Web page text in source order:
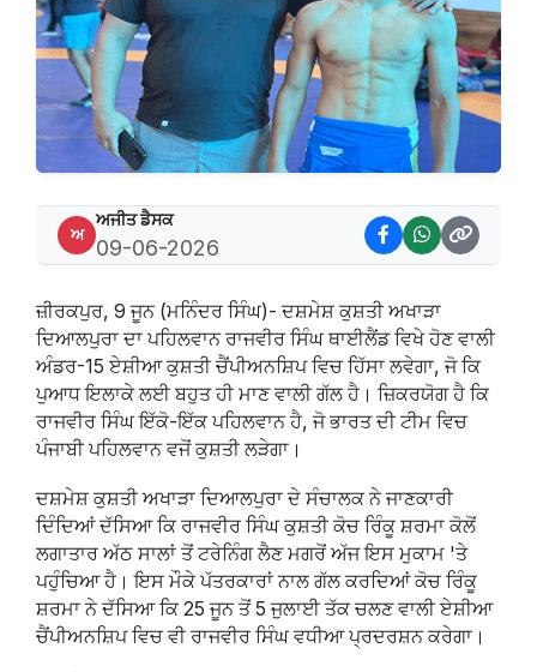
ਅ
ਅਜੀਤ ਡੈਸਕ
09-06-2026
ਜ਼ੀਰਕਪੁਰ, 9 ਜੂਨ (ਮਨਿੰਦਰ ਸਿੰਘ)- ਦਸ਼ਮੇਸ਼ ਕੁਸ਼ਤੀ ਅਖਾੜਾ
ਦਿਆਲਪੁਰਾ ਦਾ ਪਹਿਲਵਾਨ ਰਾਜਵੀਰ ਸਿੰਘ ਥਾਈਲੈਂਡ ਵਿਖੇ ਹੋਣ ਵਾਲੀ
ਅੰਡਰ-15 ਏਸ਼ੀਆ ਕੁਸ਼ਤੀ ਚੈਂਪੀਅਨਸ਼ਿਪ ਵਿਚ ਹਿੱਸਾ ਲਵੇਗਾ, ਜੋ ਕਿ
ਪੁਆਧ ਇਲਾਕੇ ਲਈ ਬਹੁਤ ਹੀ ਮਾਣ ਵਾਲੀ ਗੱਲ ਹੈ। ਜ਼ਿਕਰਯੋਗ ਹੈ ਕਿ
ਰਾਜਵੀਰ ਸਿੰਘ ਇੱਕੋ-ਇੱਕ ਪਹਿਲਵਾਨ ਹੈ, ਜੋ ਭਾਰਤ ਦੀ ਟੀਮ ਵਿਚ
ਪੰਜਾਬੀ ਪਹਿਲਵਾਨ ਵਜੋਂ ਕੁਸ਼ਤੀ ਲੜੇਗਾ।
ਦਸ਼ਮੇਸ਼ ਕੁਸ਼ਤੀ ਅਖਾੜਾ ਦਿਆਲਪੁਰਾ ਦੇ ਸੰਚਾਲਕ ਨੇ ਜਾਣਕਾਰੀ
ਦਿੰਦਿਆਂ ਦੱਸਿਆ ਕਿ ਰਾਜਵੀਰ ਸਿੰਘ ਕੁਸ਼ਤੀ ਕੋਚ ਰਿੰਕੂ ਸ਼ਰਮਾ ਕੋਲੋਂ
ਲਗਾਤਾਰ ਅੱਠ ਸਾਲਾਂ ਤੋਂ ਟਰੇਨਿੰਗ ਲੈਣ ਮਗਰੋਂ ਅੱਜ ਇਸ ਮੁਕਾਮ 'ਤੇ
ਪਹੁੰਚਿਆ ਹੈ। ਇਸ ਮੌਕੇ ਪੱਤਰਕਾਰਾਂ ਨਾਲ ਗੱਲ ਕਰਦਿਆਂ ਕੋਚ ਰਿੰਕੂ
ਸ਼ਰਮਾ ਨੇ ਦੱਸਿਆ ਕਿ 25 ਜੂਨ ਤੋਂ 5 ਜੁਲਾਈ ਤੱਕ ਚਲਣ ਵਾਲੀ ਏਸ਼ੀਆ
ਚੈਂਪੀਅਨਸ਼ਿਪ ਵਿਚ ਵੀ ਰਾਜਵੀਰ ਸਿੰਘ ਵਧੀਆ ਪ੍ਰਦਰਸ਼ਨ ਕਰੇਗਾ।